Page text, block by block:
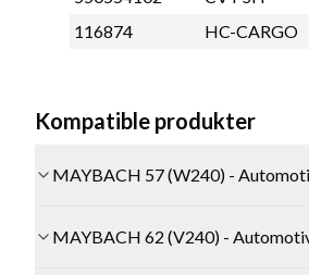
116874
HC-CARGO
Kompatible produkter
MAYBACH 57 (W240) -
MAYBACH 62 (V240) -